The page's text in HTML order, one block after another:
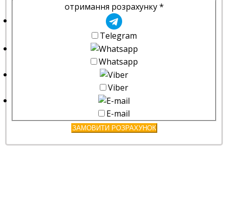
отримання розрахунку*
Telegram
Whatsapp
Viber
E-mail
ЗАМОВИТИ РОЗРАХУНОК